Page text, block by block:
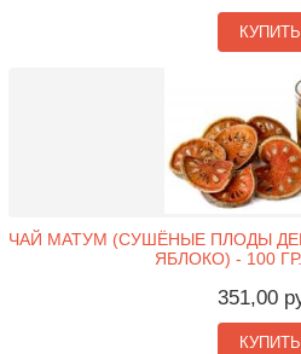
КУПИТЬ
ЧАЙ МАТУМ (СУШЁНЫЕ ПЛОДЫ
ЯБЛОКО) - 100
351,00
КУПИТЬ